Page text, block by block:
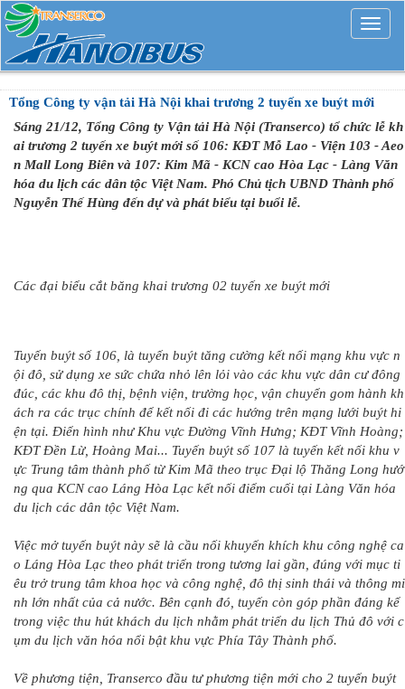
Mở
rộng
Tổng Công ty vận tải Hà Nội khai trương 2 tuyến xe buýt mới
Sáng 21/12, Tổng Công ty Vận tải Hà Nội (Transerco) tổ chức lễ kh
ai trương 2 tuyến xe buýt mới số 106: KĐT Mỗ Lao - Viện 103 - Aeo
n Mall Long Biên và 107: Kim Mã - KCN cao Hòa Lạc - Làng Văn
hóa du lịch các dân tộc Việt Nam. Phó Chủ tịch UBND Thành phố
Nguyễn Thế Hùng đến dự và phát biểu tại buổi lễ.
Các đại biểu cắt băng khai trương 02 tuyến xe buýt mới
Tuyến buýt số 106, là tuyến buýt tăng cường kết nối mạng khu vực n
ội đô, sử dụng xe sức chứa nhỏ lên lỏi vào các khu vực dân cư đông
đúc, các khu đô thị, bệnh viện, trường học, vận chuyển gom hành kh
ách ra các trục chính để kết nối đi các hướng trên mạng lưới buýt hi
ện tại. Điển hình như Khu vực Đường Vĩnh Hưng; KĐT Vĩnh Hoàng;
KĐT Đền Lừ, Hoàng Mai... Tuyến buýt số 107 là tuyến kết nối khu v
ực Trung tâm thành phố từ Kim Mã theo trục Đại lộ Thăng Long hướ
ng qua KCN cao Láng Hòa Lạc kết nối điểm cuối tại Làng Văn hóa
du lịch các dân tộc Việt Nam.
Việc mở tuyến buýt này sẽ là cầu nối khuyến khích khu công nghệ ca
o Láng Hòa Lạc theo phát triển trong tương lai gần, đúng với mục ti
êu trở trung tâm khoa học và công nghệ, đô thị sinh thái và thông mi
nh lớn nhất của cả nước. Bên cạnh đó, tuyến còn góp phần đáng kể
trong việc thu hút khách du lịch nhằm phát triển du lịch Thủ đô với c
ụm du lịch văn hóa nổi bật khu vực Phía Tây Thành phố.
Về phương tiện, Transerco đầu tư phương tiện mới cho 2 tuyến buýt